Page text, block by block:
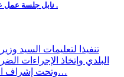
نابل جلسة عمل عن بعد : النظافة والجمالية الحضرية للبلديات .
تنفيذا لتعليمات السيد
البلدي وإتخاذ الإجراءات
وتحت إشراف السيدة هناء شوشاني والية نابل رفقة…